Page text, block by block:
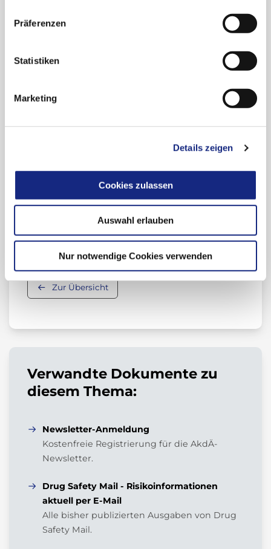
Präferenzen
Statistiken
Marketing
Details zeigen
Cookies zulassen
Auswahl erlauben
Nur notwendige Cookies verwenden
Anmeldung Newsletter "Drug Safety Mail"
Newsletter-Archiv "Drug Safety Mail"
Meldung unerwünschter Arzneimittelwirkungen
Arzneimittelsicherheit (Übersicht)
Zur Übersicht
Verwandte Dokumente zu
diesem Thema:
Newsletter-Anmeldung
Kostenfreie Registrierung für die AkdÄ-
Newsletter.
Drug Safety Mail - Risikoinformationen
aktuell per E-Mail
Alle bisher publizierten Ausgaben von Drug
Safety Mail.